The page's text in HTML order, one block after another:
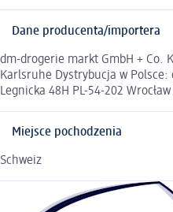
Dane producenta/importera
dm-drogerie markt GmbH + Co.
Karlsruhe Dystrybucja w
Legnicka 48H PL-54-202
Miejsce pochodzenia
Schweiz